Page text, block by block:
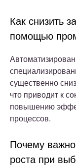
Как снизить
помощью
существенно
что приводит к
повышению
процессов.
Почему важно
роста при